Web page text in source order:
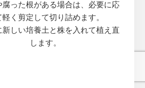
腐った根がある場合は、必要に応
軽く剪定して切り詰めます。
新しい培養土と株を入れて植え直
します。